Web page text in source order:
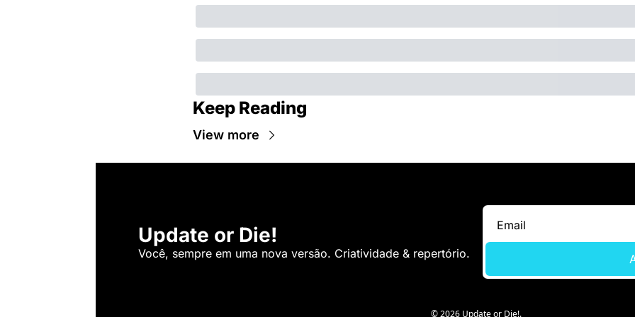
Keep Reading
View more
Update or Die!
Você, sempre em uma nova versão. Criatividade & repertório.
© 2026 Update or Die!.